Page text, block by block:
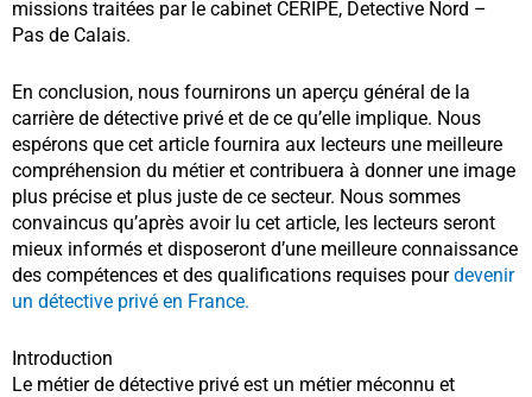
missions traitées par le cabinet CERIPE, Detective Nord –
Pas de Calais.
En conclusion, nous fournirons un aperçu général de la
carrière de détective privé et de ce qu’elle implique. Nous
espérons que cet article fournira aux lecteurs une meilleure
compréhension du métier et contribuera à donner une image
plus précise et plus juste de ce secteur. Nous sommes
convaincus qu’après avoir lu cet article, les lecteurs seront
mieux informés et disposeront d’une meilleure connaissance
des compétences et des qualifications requises pourdevenir
un détective privé en France.
Introduction
Le métier de détective privé est un métier méconnu et